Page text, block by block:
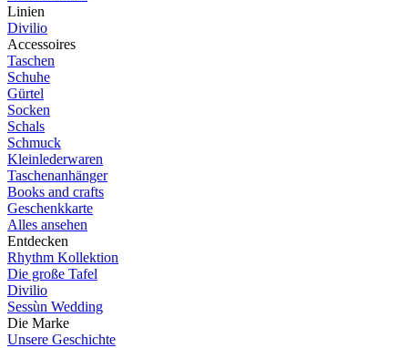
Linien
Divilio
Accessoires
Taschen
Schuhe
Gürtel
Socken
Schals
Schmuck
Kleinlederwaren
Taschenanhänger
Books and crafts
Geschenkkarte
Alles ansehen
Entdecken
Rhythm Kollektion
Die große Tafel
Divilio
Sessùn Wedding
Die Marke
Unsere Geschichte